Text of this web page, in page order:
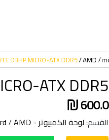
AMD
D3HP MICRO-ATX DDR5
ATX DDR5
600.0
القسم:لوحة الكمبيوتر - motherboard /AMD